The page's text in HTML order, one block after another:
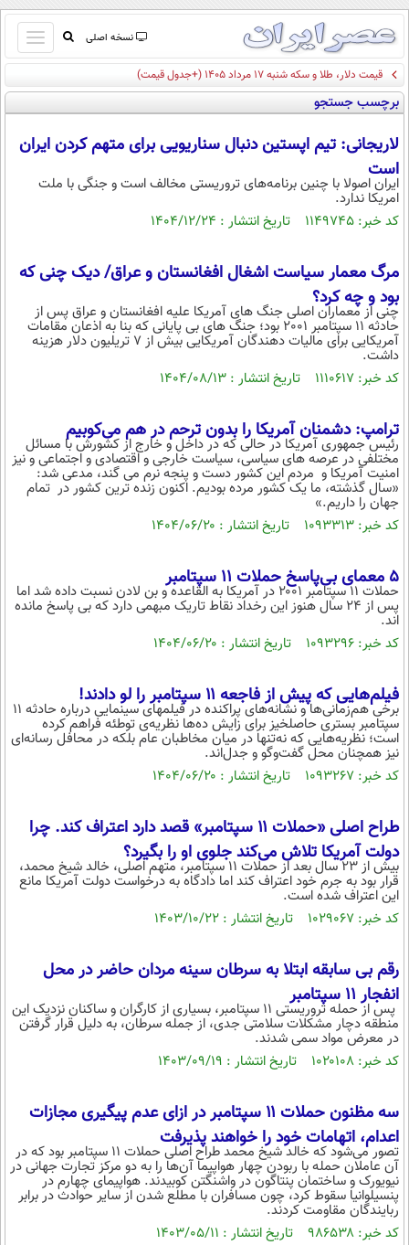
نسخه اصلی
باز
و
بسته
کردن
منو
صفحه اول
جستجو
اوقات شرعی
سواد زندگی
اقتصاد
اقتصادی
خودرو
جامعه
اجتماعی
سلامت
یک برش دانایی
محیط زیست
ورزشی
سیاست خارجی
فرهنگ و هنر
علم و دانش
اخبار کریپتو
سرگرمی
باشگاه مغز
مجله تصویری سلاح
فیلم
اقتصاد
ورزش
سرگرمی
فناوری
گوناگون
محیط زیست
سلامت
اجتماعی
حیات وحش
عصر ایران 2
پیامک
روانشناسی
آشپزی
آموزش زبان
قیمت دلار، طلا و سکه شنبه ۱۷ مرداد ۱۴۰۵ (+جدول قیمت)
برچسب جستجو
لاریجانی: تیم اپستین دنبال سناریویی برای متهم کردن ایران
است
ایران اصولا با چنین برنامه‌های تروریستی مخالف است و جنگی با ملت
امریکا ندارد.
کد خبر: ۱۱۴۹۷۴۵ تاریخ انتشار : ۱۴۰۴/۱۲/۲۴
مرگ معمار سیاست اشغال افغانستان و عراق/ دیک چنی که
بود و چه کرد؟
چنی از معماران اصلی جنگ های آمریکا علیه افغانستان و عراق پس از
حادثه 11 سپتامبر 2001 بود؛ جنگ های بی پایانی که بنا به اذعان مقامات
آمریکایی برای مالیات دهندگان آمریکایی بیش از 7 تریلیون دلار هزینه
داشت.
کد خبر: ۱۱۱۰۶۱۷ تاریخ انتشار : ۱۴۰۴/۰۸/۱۳
ترامپ: دشمنان آمریکا را بدون ترحم در هم می‌کوبیم
رئیس جمهوری آمریکا در حالی که در داخل و خارج از کشورش با مسائل
مختلفی در عرصه های سیاسی، سیاست خارجی و اقتصادی و اجتماعی و نیز
امنیت آمریکا و مردم این کشور دست و پنجه نرم می گند، مدعی شد:
«سال گذشته، ما یک کشور مرده بودیم. اکنون زنده ترین کشور در تمام
جهان را داریم.»
کد خبر: ۱۰۹۳۳۱۳ تاریخ انتشار : ۱۴۰۴/۰۶/۲۰
5 معمای بی‌پاسخ حملات 11 سپتامبر
حملات ۱۱ سپتامبر ۲۰۰۱ در آمریکا به القاعده و بن لادن نسبت داده شد اما
پس از ۲۴ سال هنوز این رخداد نقاط تاریک مبهمی دارد که بی پاسخ مانده
اند.
کد خبر: ۱۰۹۳۲۹۶ تاریخ انتشار : ۱۴۰۴/۰۶/۲۰
فیلم‌هایی که پیش از فاجعه ۱۱ سپتامبر را لو دادند!
برخی هم‌زمانی‌ها و نشانه‌های پراکنده در فیلم‎های سینمایی درباره حادثه ۱۱
سپتامبر بستری حاصلخیز برای زایش ده‌ها نظریه‌ی توطئه فراهم کرده
است؛ نظریه‌هایی که نه‌تنها در میان مخاطبان عام بلکه در محافل رسانه‌ای
نیز همچنان محل گفت‌وگو و جدل‌اند.
کد خبر: ۱۰۹۳۲۶۷ تاریخ انتشار : ۱۴۰۴/۰۶/۲۰
طراح اصلی «حملات ۱۱ سپتامبر» قصد دارد اعتراف کند. چرا
دولت آمریکا تلاش می‌کند جلوی او را بگیرد؟
بیش از ۲۳ سال بعد از حملات ۱۱ سپتامبر، متهم اصلی، خالد شیخ محمد،
قرار بود به جرم خود اعتراف کند اما دادگاه به درخواست دولت آمریکا مانع
این اعتراف شده است.
کد خبر: ۱۰۲۹۰۶۷ تاریخ انتشار : ۱۴۰۳/۱۰/۲۲
رقم بی سابقه ابتلا به سرطان سینه مردان حاضر در محل
انفجار 11 سپتامبر
پس از حمله تروریستی ۱۱ سپتامبر، بسیاری از کارگران و ساکنان نزدیک این
منطقه دچار مشکلات سلامتی جدی، از جمله سرطان، به دلیل قرار گرفتن
در معرض مواد سمی شدند.
کد خبر: ۱۰۲۰۱۰۸ تاریخ انتشار : ۱۴۰۳/۰۹/۱۹
سه مظنون حملات ۱۱ سپتامبر در ازای عدم پیگیری مجازات
اعدام، اتهامات خود را خواهند پذیرفت
تصور می‌شود که خالد شیخ محمد طراح اصلی حملات ۱۱ سپتامبر بود که در
آن عاملان حمله با ربودن چهار هواپیما آن‌ها را به دو مرکز تجارت جهانی در
نیویورک و ساختمان پنتاگون در واشنگتن کوبیدند. هواپیمای چهارم در
پنسیلوانیا سقوط کرد، چون مسافران با مطلع شدن از سایر حوادث در برابر
ربایندگان مقاومت کردند.
کد خبر: ۹۸۶۵۳۸ تاریخ انتشار : ۱۴۰۳/۰۵/۱۱